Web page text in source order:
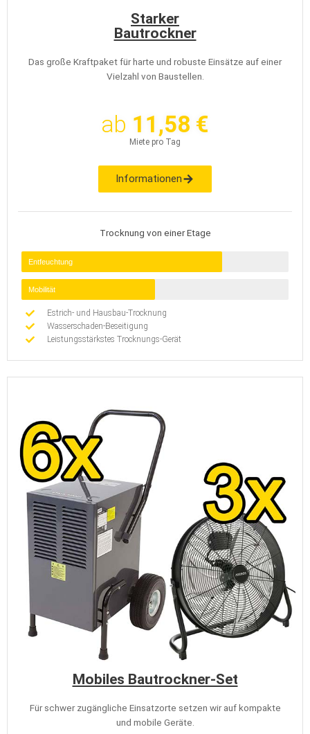
Starker
Bautrockner
Das große Kraftpaket für harte und robuste Einsätze auf einer
Vielzahl von Baustellen.
ab 11,58 €
Miete pro Tag
Informationen
Trocknung von einer Etage
Entfeuchtung
Mobilität
Estrich- und Hausbau-Trocknung
Wasserschaden-Beseitigung
Leistungsstärkstes Trocknungs-Gerät
Mobiles Bautrockner-Set
Für schwer zugängliche Einsatzorte setzen wir auf kompakte
und mobile Geräte.